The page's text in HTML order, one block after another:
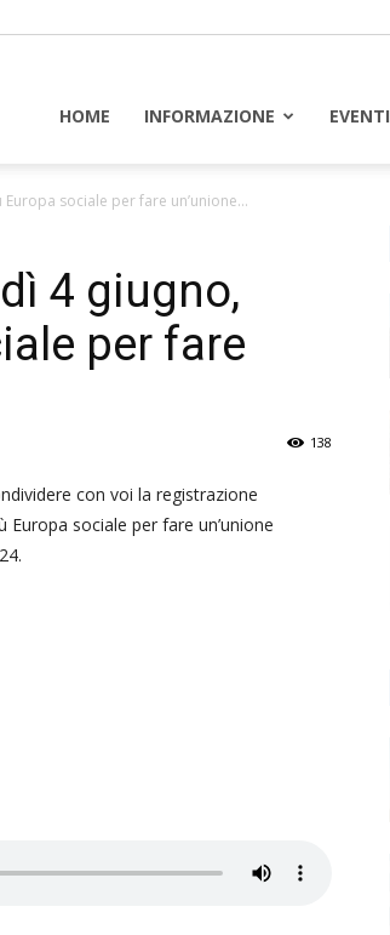
HOME INFORMAZIONE EVENTI
Europa sociale per fare un’unione...
4 giugno,
per fare
138
con voi la registrazione
Europa sociale per fare un’unione